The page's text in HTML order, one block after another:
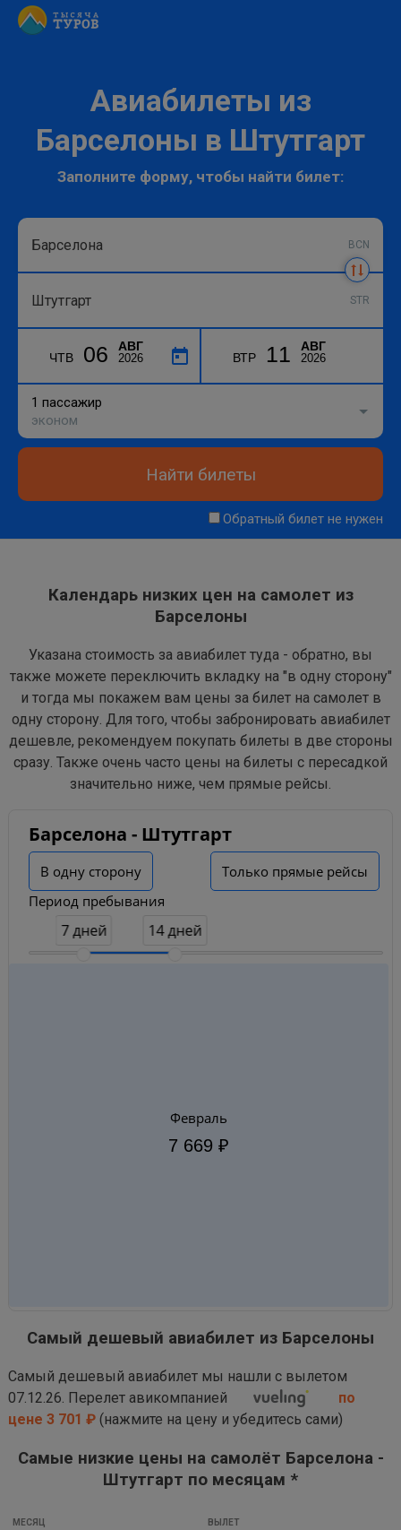
Авиабилеты из
Барселоны в Штутгарт
Заполните форму, чтобы найти билет:
BCN
STR
ЧТВ 06 АВГ
2026 ВТР 11 АВГ
2026
1 пассажир
эконом
Найти билеты
Обратный билет не нужен
Календарь низких цен на самолет из
Барселоны
Указана стоимость за авиабилет туда - обратно, вы
также можете переключить вкладку на "в одну сторону"
и тогда мы покажем вам цены за билет на самолет в
одну сторону. Для того, чтобы забронировать авиабилет
дешевле, рекомендуем покупать билеты в две стороны
сразу. Также очень часто цены на билеты с пересадкой
значительно ниже, чем прямые рейсы.
Барселона - Штутгарт
В одну сторону
Только прямые рейсы
Период пребывания
7 дней 14 дней
Февраль
7 669 ₽
Самый дешевый авиабилет из Барселоны
Самый дешевый авиабилет мы нашли с вылетом
07.12.26. Перелет авикомпанией
по
цене 3 701 ₽ (нажмите на цену и убедитесь сами)
Самые низкие цены на самолёт Барселона -
Штутгарт по месяцам *
МЕСЯЦ